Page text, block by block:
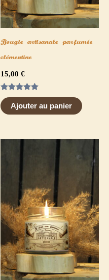
Bougie artisanale parfumée
clémentine
15,00 €
Note
5.00
sur 5
Ajouter au panier